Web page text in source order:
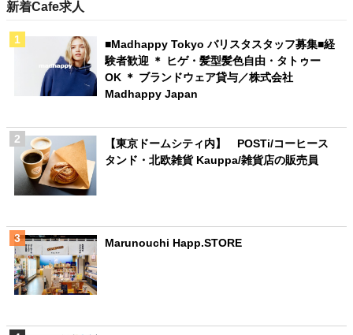
新着Cafe求人
■Madhappy Tokyo バリスタスタッフ募集■経
験者歓迎 ＊ ヒゲ・髪型髪色自由・タトゥー
OK ＊ ブランドウェア貸与／株式会社
Madhappy Japan
【東京ドームシティ内】 POSTi/コーヒース
タンド・北欧雑貨 Kauppa/雑貨店の販売員
Marunouchi Happ.STORE